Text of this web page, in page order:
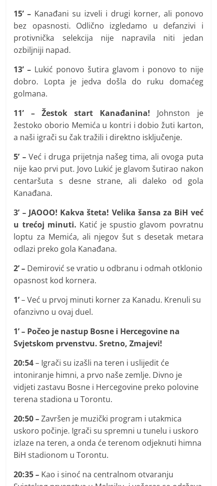
15’ – Kanađani su izveli i drugi korner, ali ponovo
bez opasnosti. Odlično izgledamo u defanzivi i
protivnička selekcija nije napravila niti jedan
ozbiljniji napad.
13’ – Lukić ponovo šutira glavom i ponovo to nije
dobro. Lopta je jedva došla do ruku domaćeg
golmana.
11’ – Žestok start Kanađanina! Johnston je
žestoko oborio Memića u kontri i dobio žuti karton,
a naši igrači su čak tražili i direktno isključenje.
5’ –Već i druga prijetnja našeg tima, ali ovoga puta
nije kao prvi put. Jovo Lukić je glavom šutirao nakon
centaršuta s desne strane, ali daleko od gola
Kanađana.
3’ – JAOOO! Kakva šteta! Velika šansa za BiH već
u trećoj minuti. Katić je spustio glavom povratnu
loptu za Memića, ali njegov šut s desetak metara
odlazi preko gola Kanađana.
2’ – Demirović se vratio u odbranu i odmah otklonio
opasnost kod kornera.
1’– Već u prvoj minuti korner za Kanadu. Krenuli su
ofanzivno u ovaj duel.
1’ – Počeo je nastup Bosne i Hercegovine na
Svjetskom prvenstvu. Sretno, Zmajevi!
20:54– Igrači su izašli na teren i uslijedit će
intoniranje himni, a prvo naše zemlje. Divno je
vidjeti zastavu Bosne i Hercegovine preko polovine
terena stadiona u Torontu.
20:50 –Završen je muzički program i utakmica
uskoro počinje. Igrači su spremni u tunelu i uskoro
izlaze na teren, a onda će terenom odjeknuti himna
BiH stadionom u Torontu.
20:35 – Kao i sinoć na centralnom otvaranju